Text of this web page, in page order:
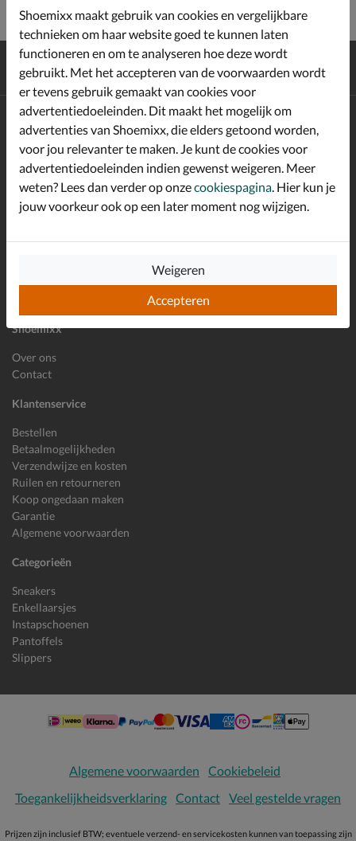
Gratisverzending en retour*
Achterafbetalen
Shoemixx
Over ons
Contact
Klantenservice
Bestellen
Betaalmogelijkheden
Verzendwijze en kosten
Ruilen en retourneren
Koop ongedaan maken
Garantie
Algemene voorwaarden
Categorieën
Sneakers
Enkellaarsjes
Instapschoenen
Pantoffels
Slippers
Altijd op de hoogte zijn?
Schrijf je in voor de Shoemixx nieuwsbrief en ontvang €10,-
welkomstkorting!*
E-mailadres
Algemene voorwaarden
Cookiebeleid
Toegankelijkheidsverklaring Contact Veel gestelde vragen
Prijzen zijn inclusief BTW; eventuele verzend- en servicekosten kunnen van toepassing zijn
Shoemixx maakt gebruik van cookies en vergelijkbare
technieken om haar website goed te kunnen laten
functioneren en om te analyseren hoe deze wordt
gebruikt. Met het accepteren van de voorwaarden wordt
er tevens gebruik gemaakt van cookies voor
advertentiedoeleinden. Dit maakt het mogelijk om
advertenties van Shoemixx, die elders getoond worden,
voor jou relevanter te maken. Je kunt de cookies voor
advertentiedoeleinden indien gewenst weigeren. Meer
weten? Lees dan verder op onzecookiespagina . Hier kun je
jouw voorkeur ook op een later moment nog wijzigen.
Accepteren
Weigeren